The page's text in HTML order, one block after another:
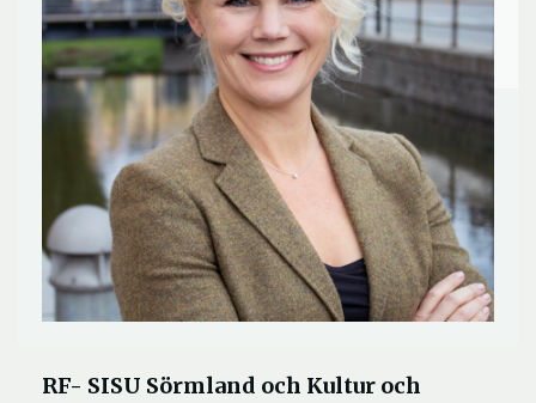
RF- SISU Sörmland och Kultur och